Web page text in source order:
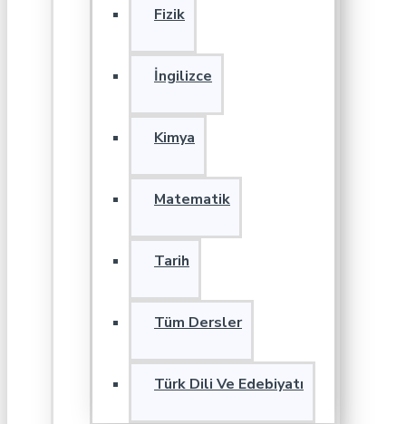
Fizik
İngilizce
Kimya
Matematik
Tarih
Tüm Dersler
Türk Dili Ve Edebiyatı